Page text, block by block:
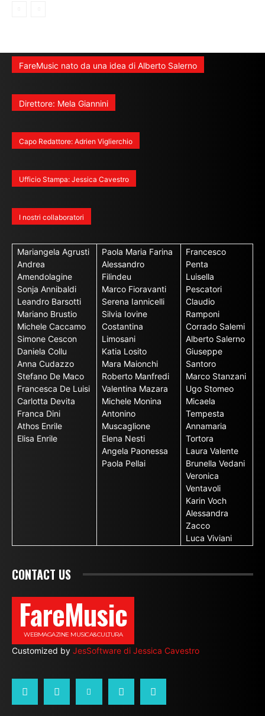
FareMusic nato da una idea di Alberto Salerno
Direttore: Mela Giannini
Capo Redattore: Adrien Viglierchio
Ufficio Stampa: Jessica Cavestro
I nostri collaboratori
Mariangela Agrusti
Andrea
Amendolagine
Sonja Annibaldi
Leandro Barsotti
Mariano Brustio
Michele Caccamo
Simone Cescon
Daniela Collu
Anna Cudazzo
Stefano De Maco
Francesca De Luisi
Carlotta Devita
Franca Dini
Athos Enrile
Elisa Enrile
Paola Maria Farina
Alessandro
Filindeu
Marco Fioravanti
Serena Iannicelli
Silvia Iovine
Costantina
Limosani
Katia Losito
Mara Maionchi
Roberto Manfredi
Valentina Mazara
Michele Monina
Antonino
Muscaglione
Elena Nesti
Angela Paonessa
Paola Pellai
Francesco
Penta
Luisella
Pescatori
Claudio
Ramponi
Corrado Salemi
Alberto Salerno
Giuseppe
Santoro
Marco Stanzani
Ugo Stomeo
Micaela
Tempesta
Annamaria
Tortora
Laura Valente
Brunella Vedani
Veronica
Ventavoli
Karin Voch
Alessandra
Zacco
Luca Viviani
CONTACT US
FareMusic
WEBMAGAZINE MUSICA&CULTURA
Customized by JesSoftware di Jessica Cavestro